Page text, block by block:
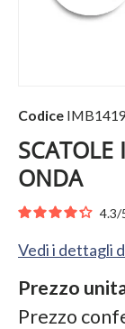
Codice
ONDA
4.3/
Vedi i dettagli
Prezzo
Prezzo